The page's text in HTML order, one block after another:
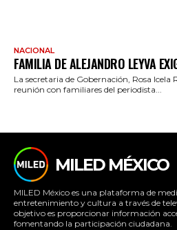
NACIONAL
FAMILIA DE ALEJANDRO LEYVA
La secretaria de Gobernación, Rosa Icela
reunión con familiares del periodista...
MILED MÉXICO
MILED México es una plataforma de
entretenimiento y cultura a través de
objetivo es proporcionar información
fomentando la participación ciudadana.